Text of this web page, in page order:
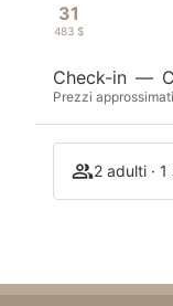
31
483 $
Check-in —
Prezzi
2 adulti ·